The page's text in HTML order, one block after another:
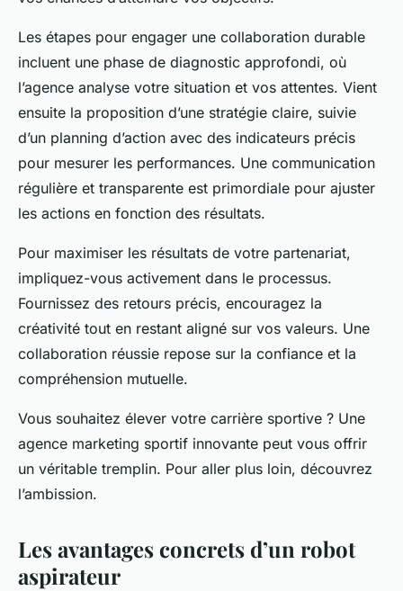
Les étapes pour engager une collaboration durable
incluent une phase de diagnostic approfondi, où
l’agence analyse votre situation et vos attentes. Vient
ensuite la proposition d’une stratégie claire, suivie
d’un planning d’action avec des indicateurs précis
pour mesurer les performances. Une communication
régulière et transparente est primordiale pour ajuster
les actions en fonction des résultats.
Pour maximiser les résultats de votre partenariat,
impliquez-vous activement dans le processus.
Fournissez des retours précis, encouragez la
créativité tout en restant aligné sur vos valeurs. Une
collaboration réussie repose sur la confiance et la
compréhension mutuelle.
Vous souhaitez élever votre carrière sportive ? Une
agence marketing sportif innovante peut vous offrir
un véritable tremplin. Pour aller plus loin, découvrez
l’ambission.
Les avantages concrets d’un robot
aspirateur